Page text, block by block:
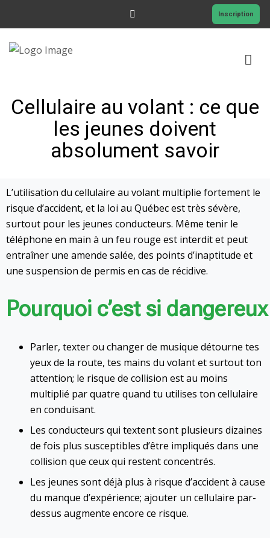
Inscription
ACCUEIL
FORMATIONS
PROMOTIONS
CONTACT
Cellulaire au volant : ce que
les jeunes doivent
absolument savoir
L’utilisation du cellulaire au volant multiplie fortement le
risque d’accident, et la loi au Québec est très sévère,
surtout pour les jeunes conducteurs. Même tenir le
téléphone en main à un feu rouge est interdit et peut
entraîner une amende salée, des points d’inaptitude et
une suspension de permis en cas de récidive.
Pourquoi c’est si dangereux
Parler, texter ou changer de musique détourne tes
yeux de la route, tes mains du volant et surtout ton
attention; le risque de collision est au moins
multiplié par quatre quand tu utilises ton cellulaire
en conduisant.
Les conducteurs qui textent sont plusieurs dizaines
de fois plus susceptibles d’être impliqués dans une
collision que ceux qui restent concentrés.
Les jeunes sont déjà plus à risque d’accident à cause
du manque d’expérience; ajouter un cellulaire par-
dessus augmente encore ce risque.